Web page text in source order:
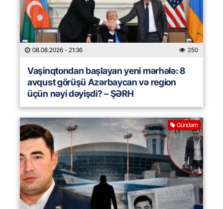
08.08.2026 - 21:36 250
Vaşinqtondan başlayan yeni mərhələ: 8
avqust görüşü Azərbaycan və region
üçün nəyi dəyişdi? – ŞƏRH
Gündəm